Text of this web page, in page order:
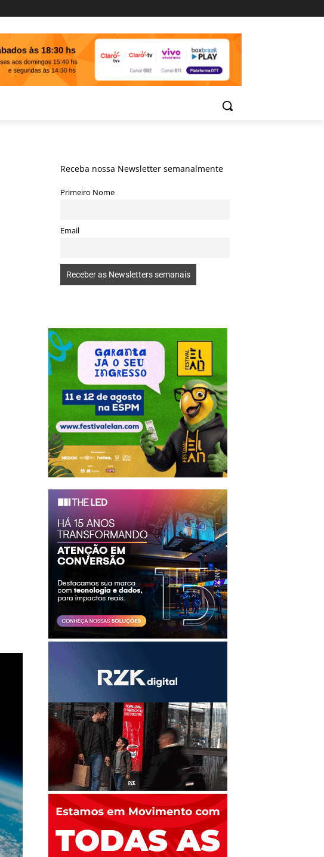
Receba nossa Newsletter semanalmente
Primeiro Nome
Email